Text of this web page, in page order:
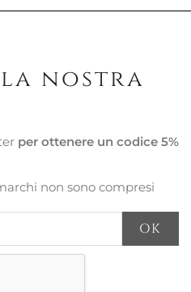
nostra
per ottenere un codice 5%
non sono compresi